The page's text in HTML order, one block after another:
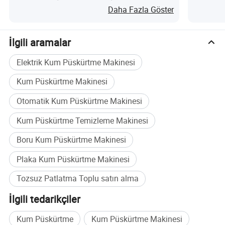
Teknik parametre
1.Rüzgar deposu parametresi
Daha Fazla Göster
İlgili aramalar
Elektrik Kum Püskürtme Makinesi
Kum Püskürtme Makinesi
Otomatik Kum Püskürtme Makinesi
Kum Püskürtme Temizleme Makinesi
Boru Kum Püskürtme Makinesi
Plaka Kum Püskürtme Makinesi
Tozsuz Patlatma Toplu satın alma
İlgili tedarikçiler
Kum Püskürtme Kum Püskürtme Makinesi